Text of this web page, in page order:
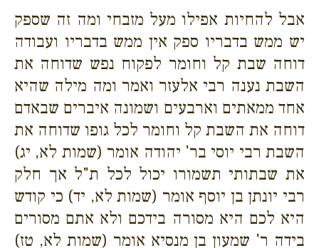
אבל להחיות אפילו מעל מזבחי ומה זה שספק
יש ממש בדבריו ספק אין ממש בדבריו ועבודה
דוחה שבת קל וחומר לפקוח נפש שדוחה את
השבת נענה רבי אלעזר ואמר ומה מילה שהיא
אחד ממאתים וארבעים ושמונה איברים שבאדם
דוחה את השבת קל וחומר לכל גופו שדוחה את
השבת רבי יוסי בר' יהודה אומר (שמות לא, יג)
את שבתותי תשמורו יכול לכל ת"ל אך חלק
רבי יונתן בן יוסף אומר (שמות לא, יד) כי קודש
היא לכם היא מסורה בידכם ולא אתם מסורים
בידה ר' שמעון בן מנסיא אומר (שמות לא, טז)